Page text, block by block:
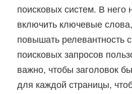
поисковых систем. В него
включить ключевые
повышать релевантность
поисковых запросов
важно, чтобы заголовок
для каждой страницы,